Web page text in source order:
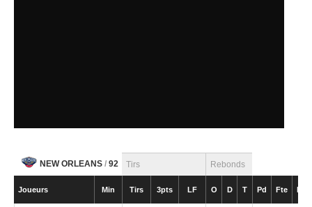
NEW ORLEANS / 92 Tirs Rebonds
Joueurs Min Tirs 3pts LF O D T Pd Fte Int